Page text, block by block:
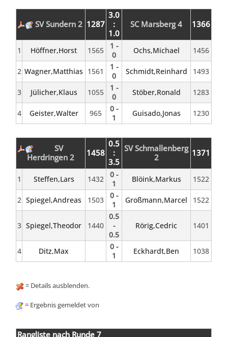
SV Sundern 2 1287
3.0
:
1.0
SC Marsberg 4 1366
1 Höffner,Horst 1565
1 -
0
Ochs,Michael 1456
2 Wagner,Matthias 1561
1 -
0
Schmidt,Reinhard 1493
3 Jülicher,Klaus 1055
1 -
0
Stöber,Ronald 1283
4 Geister,Walter 965
0 -
1
Guisado,Jonas 1230
SV
Herdringen 2
1458
0.5
:
3.5
SV Schmallenberg
2
1371
1 Steffen,Lars 1432
0 -
1
Blöink,Markus 1522
2 Spiegel,Andreas 1503
0 -
1
Großmann,Marcel 1522
3 Spiegel,Theodor 1440
0.5
-
0.5
Rörig,Cedric 1401
4 Ditz,Max
0 -
1
Eckhardt,Ben 1038
= Details ausblenden.
= Ergebnis gemeldet von